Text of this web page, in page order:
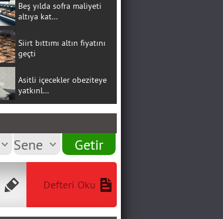
Beş yılda sofra maliyeti
altıya kat…
Siirt bıttımı altın fiyatını
geçti
Asitli içecekler obeziteye
yatkınl…
Defteri Oku